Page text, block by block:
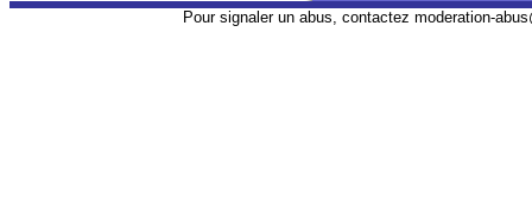
Pour signaler un abus, contactez moderation-